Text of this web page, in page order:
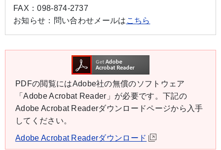
FAX：098-874-2737
お知らせ： 問い合わせメールは こちら
PDFの閲覧にはAdobe社の無償のソフトウェア
「Adobe Acrobat Reader」が必要です。下記の
Adobe Acrobat Readerダウンロードページから入手
してください。
Adobe Acrobat Readerダウンロード